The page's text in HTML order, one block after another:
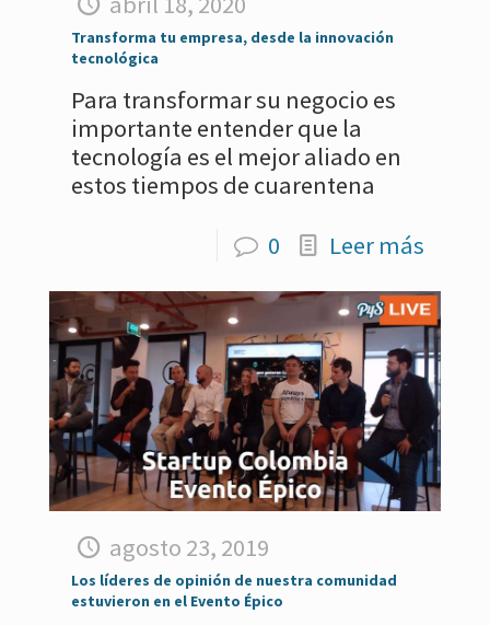
Transforma tu empresa, desde la innovación
tecnológica
Para transformar su negocio es
importante entender que la
tecnología es el mejor aliado en
estos tiempos de cuarentena
0
Leer más
agosto 23, 2019
Los líderes de opinión de nuestra comunidad
estuvieron en el Evento Épico